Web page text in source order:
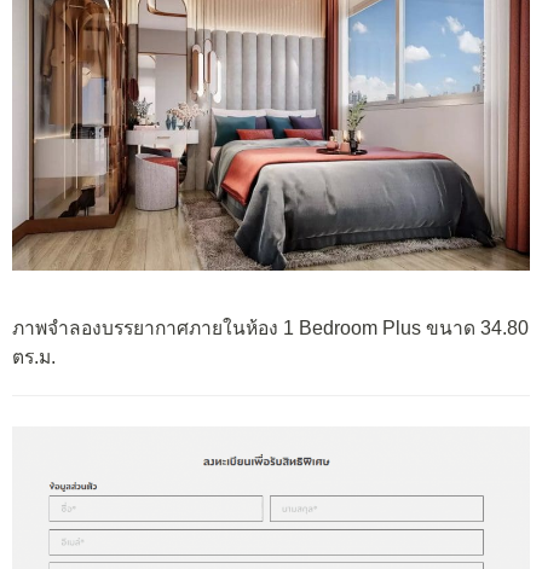
ภาพจำลองบรรยากาศภายในห้อง 1 Bedroom Plus ขนาด 34.80
ตร.ม.